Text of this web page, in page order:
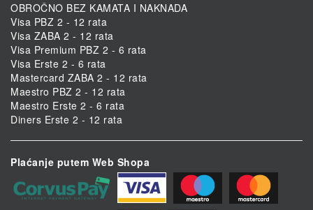
OBROČNO BEZ KAMATA I NAKNADA
Visa PBZ 2 - 12 rata
Visa ZABA 2 - 12 rata
Visa Premium PBZ 2 - 6 rata
Visa Erste 2 - 6 rata
Mastercard ZABA 2 - 12 rata
Maestro PBZ 2 - 12 rata
Maestro Erste 2 - 6 rata
Diners Erste 2 - 12 rata
Plaćanje putem Web Shopa